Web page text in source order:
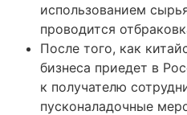
использованием
проводится
После того, как
бизнеса приедет в
к получателю
пусконаладочные